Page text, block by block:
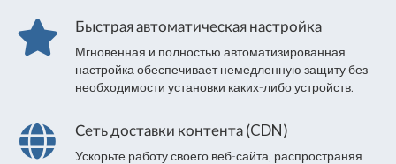
Быстрая автоматическая настройка
Мгновенная и полностью автоматизированная
настройка обеспечивает немедленную защиту без
необходимости установки каких-либо устройств.
Сеть доставки контента (CDN)
Ускорьте работу своего веб-сайта, распространяя